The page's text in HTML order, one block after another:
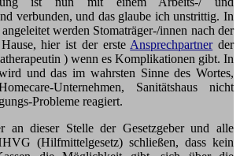
verbunden, und das glaube ich unstrittig. In
werden Stomaträger-/innen nach der
hier ist der erste Ansprechpartnerder
) wenn es Komplikationen gibt. In
und das im wahrsten Sinne des Wortes,
Unternehmen, Sanitätshaus nicht
Probleme reagiert.
an dieser Stelle der Gesetzgeber und alle
(Hilfmittelgesetz) schließen, dass kein